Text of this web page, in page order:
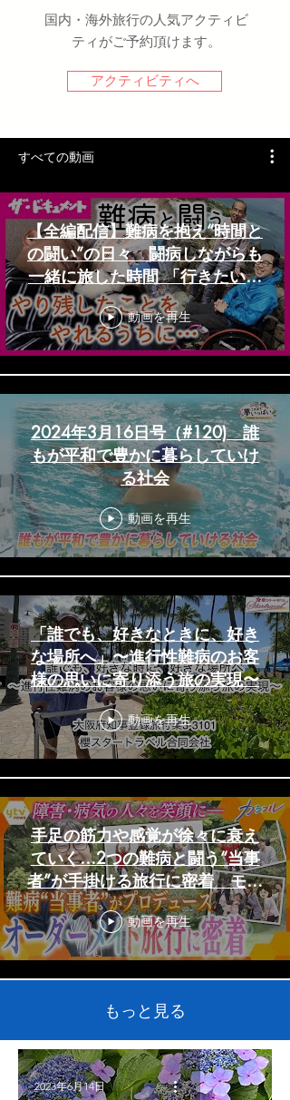
国内・海外旅行の人気アクティビ
ティがご予約頂けます。
アクティビティへ
すべての動画
【全編配信】難病を抱え“時間と
の闘い”の日々 闘病しながらも
一緒に旅した時間 「行きたいと
ころにいけるうちに…」 大切な
旅の実現をお手伝い｜難病の僕
と出かけませんか？〈カンテ
動画を再生
2024年3月16日号（#120) 誰
もが平和で豊かに暮らしていけ
る社会
動画を再生
「誰でも、好きなときに、好き
な場所へ」〜進行性難病のお客
様の思いに寄り添う旅の実現〜
動画を再生
手足の筋力や感覚が徐々に衰え
ていく…2つの難病と闘う“当事
者”が手掛ける旅行に密着 モッ
トーは「誰でも、好きな時に、
好きな場所へ」【かんさい情報
ネットten.特集/カラフル】
動画を再生
もっと見る
2023年6月14日